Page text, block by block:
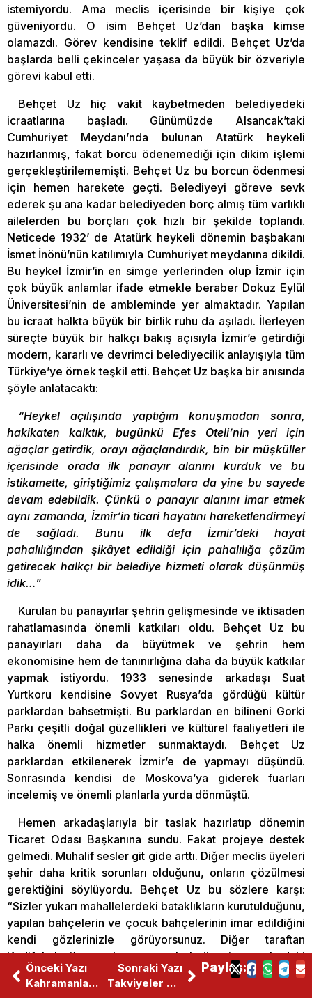
istemiyordu. Ama meclis içerisinde bir kişiye çok
güveniyordu. O isim Behçet Uz’dan başka kimse
olamazdı. Görev kendisine teklif edildi. Behçet Uz’da
başlarda belli çekinceler yaşasa da büyük bir özveriyle
görevi kabul etti.
Behçet Uz hiç vakit kaybetmeden belediyedeki
icraatlarına başladı. Günümüzde Alsancak’taki
Cumhuriyet Meydanı’nda bulunan Atatürk heykeli
hazırlanmış, fakat borcu ödenemediği için dikim işlemi
gerçekleştirilememişti. Behçet Uz bu borcun ödenmesi
için hemen harekete geçti. Belediyeyi göreve sevk
ederek şu ana kadar belediyeden borç almış tüm varlıklı
ailelerden bu borçları çok hızlı bir şekilde toplandı.
Neticede 1932’ de Atatürk heykeli dönemin başbakanı
İsmet İnönü’nün katılımıyla Cumhuriyet meydanına dikildi.
Bu heykel İzmir’in en simge yerlerinden olup İzmir için
çok büyük anlamlar ifade etmekle beraber Dokuz Eylül
Üniversitesi’nin de ambleminde yer almaktadır. Yapılan
bu icraat halkta büyük bir birlik ruhu da aşıladı. İlerleyen
süreçte büyük bir halkçı bakış açısıyla İzmir’e getirdiği
modern, kararlı ve devrimci belediyecilik anlayışıyla tüm
Türkiye’ye örnek teşkil etti. Behçet Uz başka bir anısında
şöyle anlatacaktı:
“Heykel açılışında yaptığım konuşmadan sonra,
hakikaten kalktık, bugünkü Efes Oteli’nin yeri için
ağaçlar getirdik, orayı ağaçlandırdık, bin bir müşküller
içerisinde orada ilk panayır alanını kurduk ve bu
istikamette, giriştiğimiz çalışmalara da yine bu sayede
devam edebildik. Çünkü o panayır alanını imar etmek
aynı zamanda, İzmir’in ticari hayatını hareketlendirmeyi
de sağladı. Bunu ilk defa İzmir’deki hayat
pahalılığından şikâyet edildiği için pahalılığa çözüm
getirecek halkçı bir belediye hizmeti olarak düşünmüş
idik…”
Kurulan bu panayırlar şehrin gelişmesinde ve iktisaden
rahatlamasında önemli katkıları oldu. Behçet Uz bu
panayırları daha da büyütmek ve şehrin hem
ekonomisine hem de tanınırlığına daha da büyük katkılar
yapmak istiyordu. 1933 senesinde arkadaşı Suat
Yurtkoru kendisine Sovyet Rusya’da gördüğü kültür
parklardan bahsetmişti. Bu parklardan en bilineni Gorki
Parkı çeşitli doğal güzellikleri ve kültürel faaliyetleri ile
halka önemli hizmetler sunmaktaydı. Behçet Uz
parklardan etkilenerek İzmir’e de yapmayı düşündü.
Sonrasında kendisi de Moskova’ya giderek fuarları
incelemiş ve önemli planlarla yurda dönmüştü.
Hemen arkadaşlarıyla bir taslak hazırlatıp dönemin
Ticaret Odası Başkanına sundu. Fakat projeye destek
gelmedi. Muhalif sesler git gide arttı. Diğer meclis üyeleri
şehir daha kritik sorunları olduğunu, onların çözülmesi
gerektiğini söylüyordu. Behçet Uz bu sözlere karşı:
“Sizler yukarı mahallelerdeki bataklıkların kurutulduğunu,
yapılan bahçelerin ve çocuk bahçelerinin imar edildiğini
kendi gözlerinizle görüyorsunuz. Diğer taraftan
Kadifekalesi’ne çıkarsanız, belediyenin oralardaki
çalışmalarını da göreceksiniz. Ama bu Fuar mevzu
memleketin geleceğidir. Ve göreceksiniz, yalnız İzmir’de
Önceki Yazı
Kahramanlarınız Nerede?
Sonraki Yazı
Takviyeler Yetmiyor, Sistem Çöküyor
Paylaş: